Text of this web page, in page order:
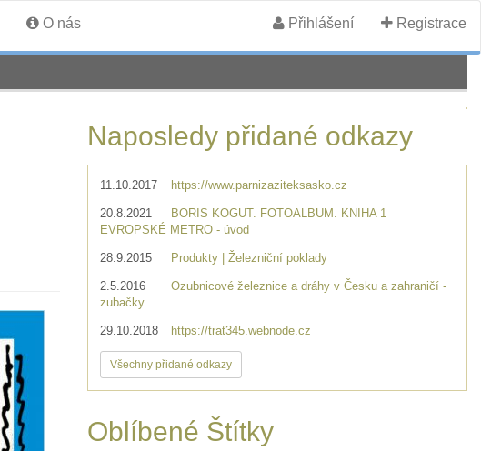
O nás Přihlášení Registrace
Naposledy přidané odkazy
11.10.2017 https://www.parnizaziteksasko.cz
20.8.2021
BORIS KOGUT. FOTOALBUM. KNIHA 1
EVROPSKÉ METRO - úvod
28.9.2015 Produkty | Železniční poklady
2.5.2016
Ozubnicové železnice a dráhy v Česku a zahraničí -
zubačky
29.10.2018 https://trat345.webnode.cz
Všechny přidané odkazy
Oblíbené Štítky